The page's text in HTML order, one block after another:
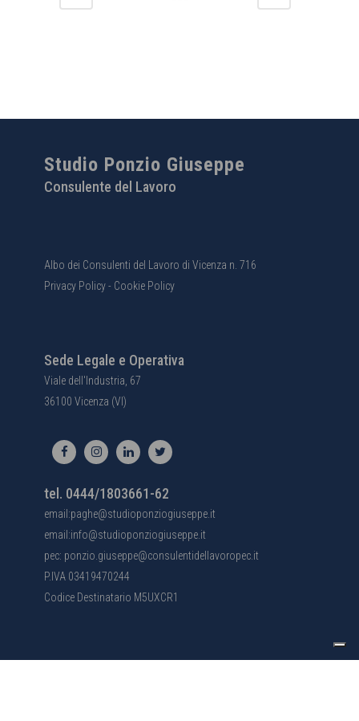
Studio Ponzio Giuseppe
Consulente del Lavoro
Albo dei Consulenti del Lavoro di Vicenza n. 716
Privacy Policy- Cookie Policy
Sede Legale e Operativa
Viale dell'Industria, 67
36100 Vicenza (VI)
tel. 0444/1803661-62
email:paghe@studioponziogiuseppe.it
email:info@studioponziogiuseppe.it
pec: ponzio.giuseppe@consulentidellavoropec.it
P.IVA 03419470244
Codice Destinatario M5UXCR1